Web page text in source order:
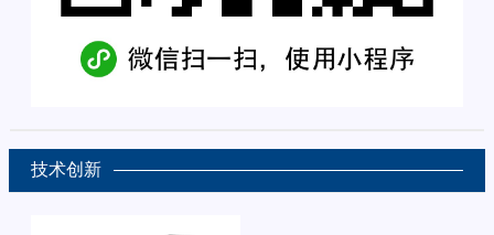
技术创新